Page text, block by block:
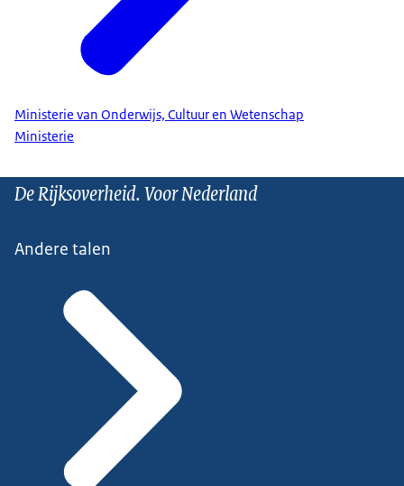
Ministerie van Onderwijs, Cultuur en Wetenschap
Ministerie
De Rijksoverheid. Voor Nederland
Andere talen